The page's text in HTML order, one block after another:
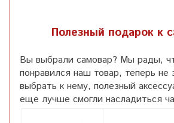
Полезный подарок к
Вы выбрали самовар? Мы рады,
понравился наш товар, теперь не
выбрать к нему, полезный
еще лучше смогли насладиться